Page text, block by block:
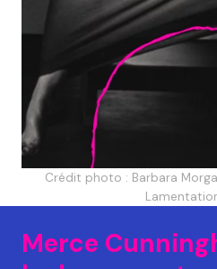
Crédit photo : Barbara
Merce